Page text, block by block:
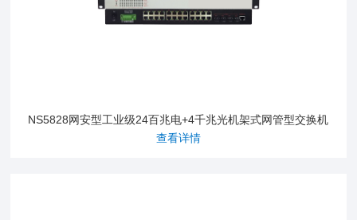
NS5828网安型工业级24百兆电+4千兆光机架式网管型交换机
查看详情